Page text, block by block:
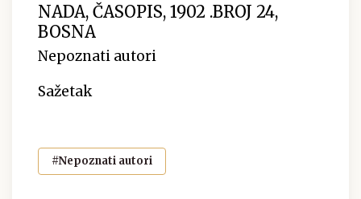
NADA, ČASOPIS, 1902 .BROJ 24,
BOSNA
Nepoznati autori
Sažetak
#Nepoznati autori